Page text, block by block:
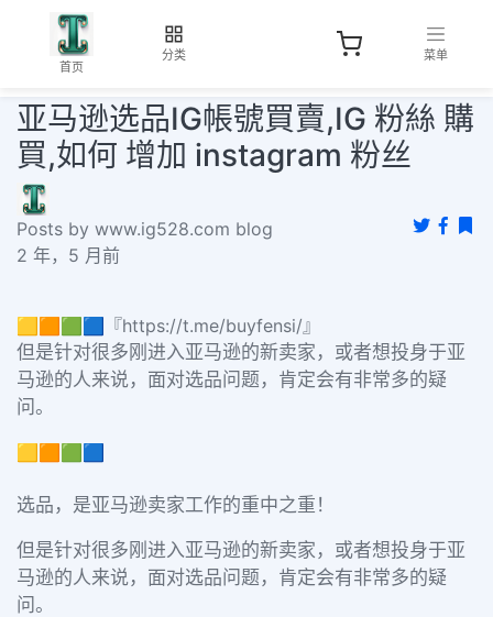
首页
分类 菜单
亚马逊选品IG帳號買賣,IG 粉絲 購
買,如何 增加 instagram 粉丝
Posts by www.ig528.com blog
2 年，5 月前
🟨🟧🟩🟦『https://t.me/buyfensi/』
但是针对很多刚进入亚马逊的新卖家，或者想投身于亚
马逊的人来说，面对选品问题，肯定会有非常多的疑
问。
🟨🟧🟩🟦
选品，是亚马逊卖家工作的重中之重！
但是针对很多刚进入亚马逊的新卖家，或者想投身于亚
马逊的人来说，面对选品问题，肯定会有非常多的疑
问。